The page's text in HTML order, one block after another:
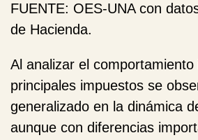
FUENTE: OES-UNA con
de Hacienda.
Al analizar el
principales impuestos se
generalizado en la dinámica
aunque con diferencias